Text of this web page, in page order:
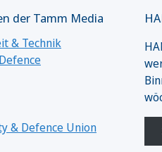
der Tamm Media
& Technik
& Defence Union